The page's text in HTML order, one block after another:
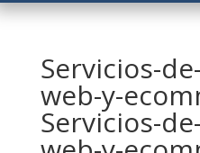
Servicios-
web-y-
Servicios-